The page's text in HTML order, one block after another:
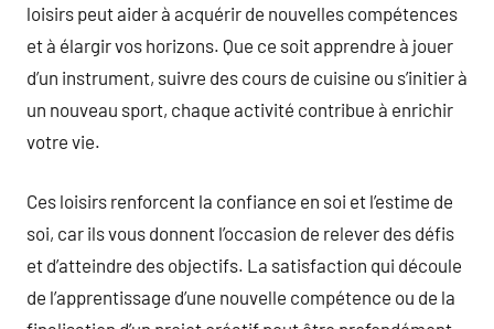
loisirs peut aider à acquérir de nouvelles compétences
et à élargir vos horizons. Que ce soit apprendre à jouer
d’un instrument, suivre des cours de cuisine ou s’initier à
un nouveau sport, chaque activité contribue à enrichir
votre vie.
Ces loisirs renforcent la confiance en soi et l’estime de
soi, car ils vous donnent l’occasion de relever des défis
et d’atteindre des objectifs. La satisfaction qui découle
de l’apprentissage d’une nouvelle compétence ou de la